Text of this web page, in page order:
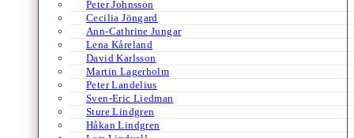
Peter Johnsson
Cecilia Jöngard
Ann-Cathrine Jungar
Lena Kåreland
David Karlsson
Martin Lagerholm
Peter Landelius
Sven-Eric Liedman
Sture Lindgren
Håkan Lindgren